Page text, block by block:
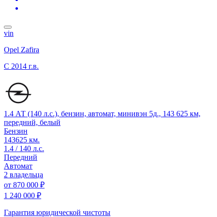
vin
Opel Zafira
C 2014 г.в.
1.4 АТ (140 л.с.), бензин, автомат, минивэн 5д., 143 625 км,
передний, белый
Бензин
143625 км.
1.4 / 140 л.с.
Передний
Автомат
2 владельца
от 870 000 ₽
1 240 000 ₽
Гарантия юридической чистоты